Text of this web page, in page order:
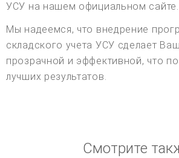
УСУ на нашем официальном сайте.
Мы надеемся, что внедрение
складского учета УСУ сделает
прозрачной и эффективной, что
лучших результатов.
Смотрите